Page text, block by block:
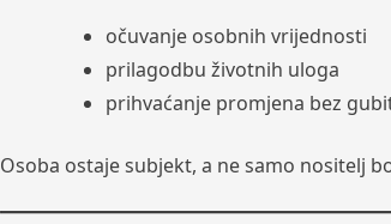
očuvanje osobnih vrijednosti
prilagodbu životnih uloga
prihvaćanje promjena bez
Osoba ostaje subjekt, a ne samo nositelj